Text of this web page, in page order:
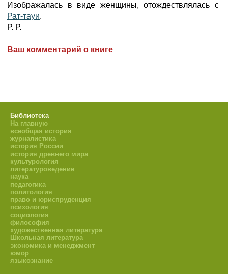
Изображалась в виде женщины, отождествлялась с
Рат-тауи.
Р. Р.
Ваш комментарий о книге
Библиотека
На главную
всеобщая история
журналистика
история России
история древнего мира
культурология
литературоведение
наука
педагогика
политология
право и юриспруденция
психология
социология
философия
художественная литература
Школьная литература
экономика и менеджмент
юмор
языкознание